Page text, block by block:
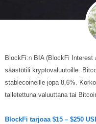
BlockFi:n BIA (BlockFi Interest
säästötili kryptovaluutoille.
stablecoineille jopa 8,6%.
talletettuna valuuttana tai
BlockFi tarjoaa $15 – $250